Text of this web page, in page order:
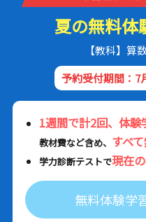
夏の無料体
【教科】算
予約受付期間：7
1週間で計2回、体験
教材費など含め、 すべ
学力診断テストで現在
無料体験学